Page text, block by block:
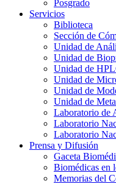
Posgrado
Servicios
Biblioteca
Sección de
Unidad de
Unidad de
Unidad de
Unidad de
Unidad de
Unidad de
Laboratorio de
Laboratorio
Laboratorio
Prensa y Difusión
Gaceta
Biomédicas en
Memorias del